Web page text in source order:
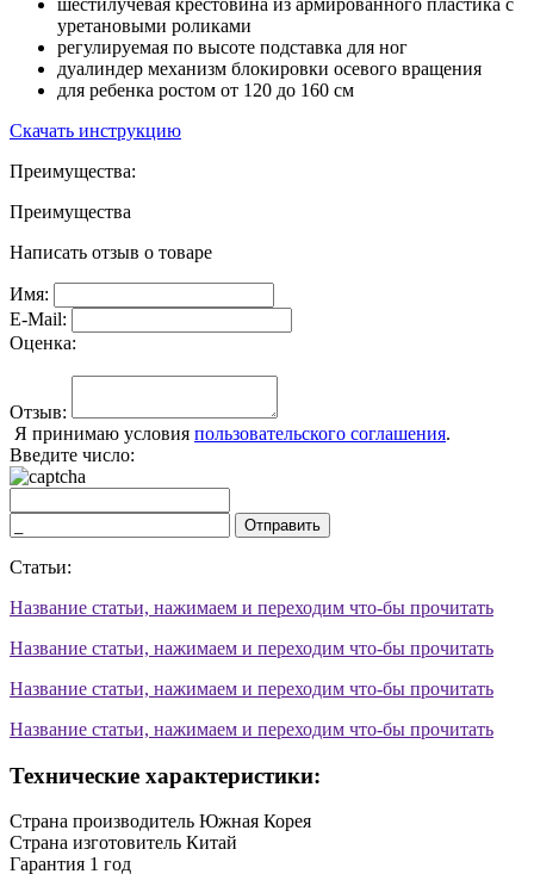
шестилучевая крестовина из армированного пластика с
уретановыми роликами
регулируемая по высоте подставка для ног
дуалиндер механизм блокировки осевого вращения
для ребенка ростом от 120 до 160 см
Скачать инструкцию
Преимущества:
Преимущества
Написать отзыв о товаре
Имя:
E-Mail:
Оценка:
Отзыв:
Я принимаю условия пользовательского соглашения.
Введите число:
Отправить
Статьи:
Название статьи, нажимаем и переходим что-бы прочитать
Название статьи, нажимаем и переходим что-бы прочитать
Название статьи, нажимаем и переходим что-бы прочитать
Название статьи, нажимаем и переходим что-бы прочитать
Технические характеристики:
Страна производитель Южная Корея
Страна изготовитель Китай
Гарантия 1 год